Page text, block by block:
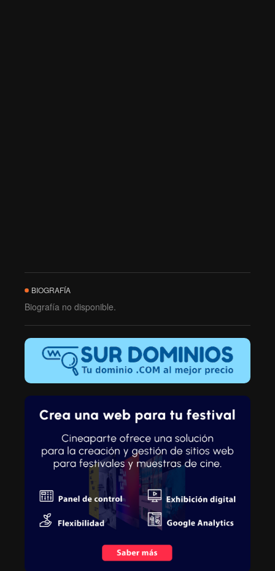
BIOGRAFÍA
Biografía no disponible.